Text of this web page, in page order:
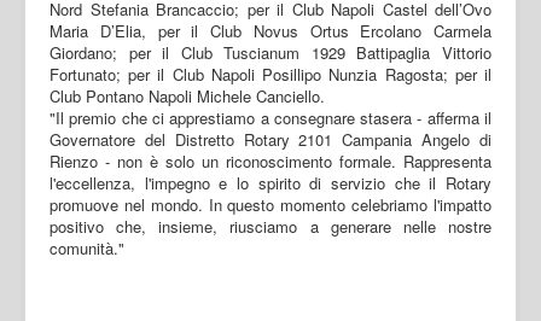
Nord Stefania Brancaccio; per il Club Napoli Castel dell’Ovo
Maria D’Elia, per il Club Novus Ortus Ercolano Carmela
Giordano; per il Club Tuscianum 1929 Battipaglia Vittorio
Fortunato; per il Club Napoli Posillipo Nunzia Ragosta; per il
Club Pontano Napoli Michele Canciello.
"Il premio che ci apprestiamo a consegnare stasera - afferma il
Governatore del Distretto Rotary 2101 Campania Angelo di
Rienzo - non è solo un riconoscimento formale. Rappresenta
l'eccellenza, l'impegno e lo spirito di servizio che il Rotary
promuove nel mondo. In questo momento celebriamo l'impatto
positivo che, insieme, riusciamo a generare nelle nostre
comunità."